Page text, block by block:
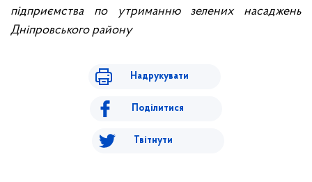
підприємства по утриманню зелених насаджень
Дніпровського району
Надрукувати
Поділитися
Твітнути